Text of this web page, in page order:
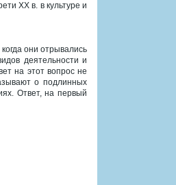
XX в. в культуре и
они отрывались
деятельности и
на этот вопрос не
о подлинных
Ответ, на первый